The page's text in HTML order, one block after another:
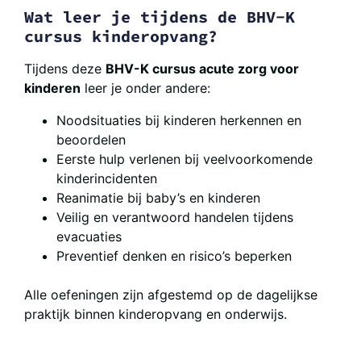
Wat leer je tijdens de BHV-K
cursus kinderopvang?
Tijdens deze BHV-K cursus acute zorg voor
kinderen leer je onder andere:
Noodsituaties bij kinderen herkennen en
beoordelen
Eerste hulp verlenen bij veelvoorkomende
kinderincidenten
Reanimatie bij baby’s en kinderen
Veilig en verantwoord handelen tijdens
evacuaties
Preventief denken en risico’s beperken
Alle oefeningen zijn afgestemd op de dagelijkse
praktijk binnen kinderopvang en onderwijs.